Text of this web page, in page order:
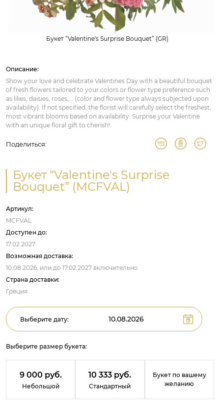
Букет “Valentine's Surprise Bouquet” (GR)
Описание:
Show your love and celebrate Valentines Day with a beautiful bouquet
of fresh flowers tailored to your colors or flower type preference such
as lilies, daisies, roses,... (color and flower type always subjected upon
availability). If not specified, the florist will carefully select the freshest,
most vibrant blooms based on availability. Surprise your Valentine
with an unique floral gift to cherish!
Поделиться:
Букет “Valentine's Surprise
Bouquet” (MCFVAL)
Артикул:
MCFVAL
Доступен до:
17.02.2027
Возможная доставка:
10.08.2026, или до 17.02.2027 включительно
Страна доставки:
Греция
Выберите дату:
Выберите размер букета:
9 000 руб.
Небольшой
10 333 руб.
Стандартный
Букет по вашему
желанию